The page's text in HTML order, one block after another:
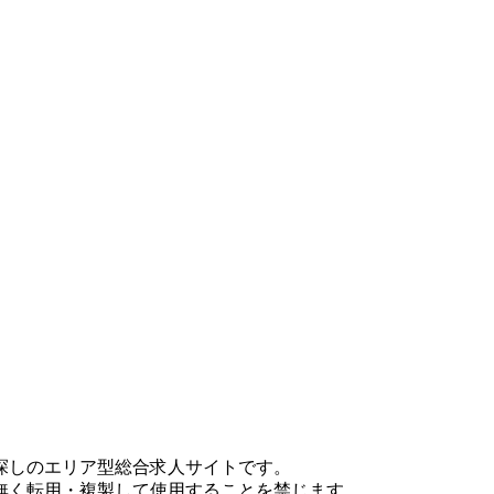
のエリア型総合求人サイトです。
転用・複製して使用することを禁じます。